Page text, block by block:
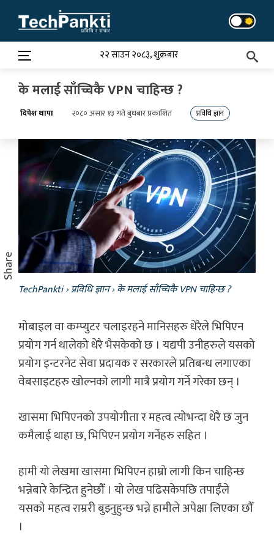
content
२२ साउन २०८३, शुक्रबार
के मलाई साँच्चिकै VPN चाहिन्छ ?
दिपेश थापा २०८० असार १३ गते बुधबार प्रकाशित प्रविधि ज्ञान
TechPankti›प्रविधि ज्ञान›के मलाई साँच्चिकै VPN चाहिन्छ ?
मोबाइल वा कम्प्युटर चलाइरहने मानिसहरु धेरैले भिपिएन
प्रयोग गर्न थालेको धेरै भैसकेको छ । यद्यपी उनीहरुले यसको
प्रयोग इन्टरनेट सेवा प्रदायक र सरकारले प्रतिबन्ध लगाएका
वेबसाइटहरु खोल्नको लागी मात्रै प्रयोग गर्ने गरेका छन् ।
खासमा भिपिएनको उपयोगीता र महत्व त्योभन्दा धेरै छ जुन
कमैलाई थाहा छ, भिपिएन प्रयोग गर्नेहरु सहित ।
हामी यो लेखमा खासमा भिपिएन हाम्रो लागी किन चाहिन्छ
भन्नेबारे केन्द्रित हुनेछौँ । यो लेख पढिसकेपछि तपाईँले
यसको महत्व राम्ररी बुझ्नुहुन्छ भन्ने हामीले अपेक्षा लिएका छौँ
।